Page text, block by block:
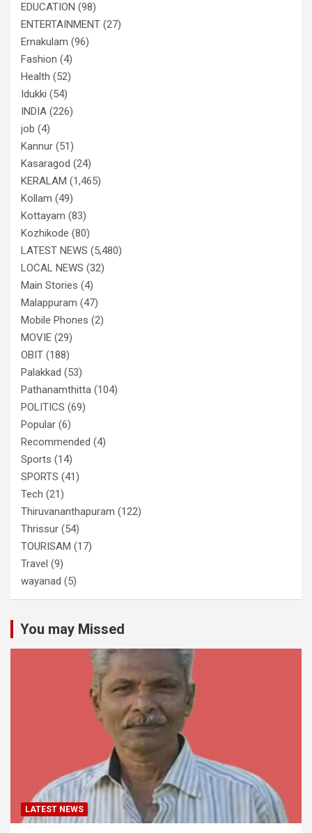
EDUCATION (98)
ENTERTAINMENT (27)
Ernakulam (96)
Fashion (4)
Health (52)
Idukki (54)
INDIA (226)
job (4)
Kannur (51)
Kasaragod (24)
KERALAM (1,465)
Kollam (49)
Kottayam (83)
Kozhikode (80)
LATEST NEWS (5,480)
LOCAL NEWS (32)
Main Stories (4)
Malappuram (47)
Mobile Phones (2)
MOVIE (29)
OBIT (188)
Palakkad (53)
Pathanamthitta (104)
POLITICS (69)
Popular (6)
Recommended (4)
Sports (14)
SPORTS (41)
Tech (21)
Thiruvananthapuram (122)
Thrissur (54)
TOURISAM (17)
Travel (9)
wayanad (5)
You may Missed
LATEST NEWS